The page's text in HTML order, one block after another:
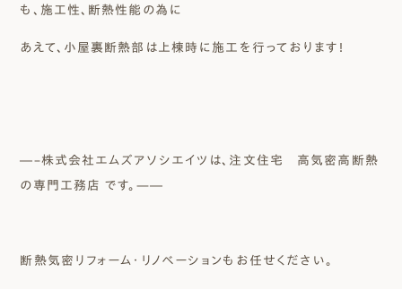
も、施工性、断熱性能の為に
あえて、小屋裏断熱部は上棟時に施工を行っております！
―–株式会社エムズアソシエイツは、注文住宅 高気密高断熱
の専門工務店 です。—―
断熱気密リフォーム・リノベーションもお任せください。